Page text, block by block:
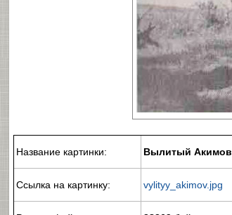
Название картинки: Вылитый Акимов
Ссылка на картинку: vylityy_akimov.jpg